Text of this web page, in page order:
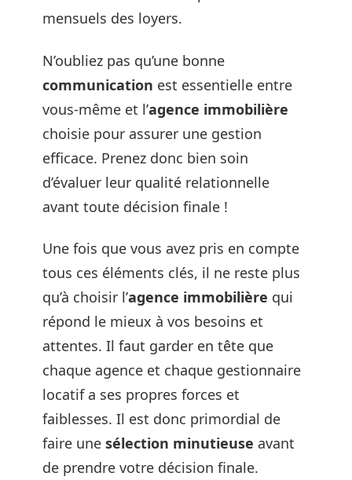
mensuels des loyers.
N’oubliez pas qu’une bonne
communication est essentielle entre
vous-même et l’agence immobilière
choisie pour assurer une gestion
efficace. Prenez donc bien soin
d’évaluer leur qualité relationnelle
avant toute décision finale !
Une fois que vous avez pris en compte
tous ces éléments clés, il ne reste plus
qu’à choisir l’agence immobilière qui
répond le mieux à vos besoins et
attentes. Il faut garder en tête que
chaque agence et chaque gestionnaire
locatif a ses propres forces et
faiblesses. Il est donc primordial de
faire une sélection minutieuse avant
de prendre votre décision finale.